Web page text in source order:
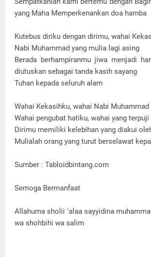
yang Maha Memperkenankan doa hamba
Kutebus diriku dengan dirimu, wahai
Nabi Muhammad yang mulia lagi asing
Berada berhampiranmu jiwa menjadi
diutuskan sebagai tanda kasih sayang
Tuhan kepada seluruh alam
Wahai Kekasihku, wahai Nabi Muhammad
Wahai pengubat hatiku, wahai yang terpuji
Dirimu memiliki kelebihan yang diakui
Mulialah orang yang turut berselawat
Sumber : Tabloidbintang.com
Semoga Bermanfaat
Allahuma sholii 'alaa sayyidina
wa shohbihi wa salim